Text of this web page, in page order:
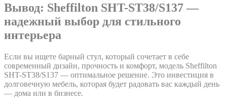
Вывод: Sheffilton SHT-ST38/S137 —
надежный выбор для стильного
интерьера
Если вы ищете барный стул, который сочетает в себе
современный дизайн, прочность и комфорт, модель Sheffilton
SHT-ST38/S137 — оптимальное решение. Это инвестиция в
долговечную мебель, которая будет радовать вас каждый день
— дома или в бизнесе.